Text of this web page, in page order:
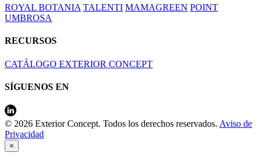
ROYAL BOTANIA TALENTI MAMAGREEN POINT
UMBROSA
RECURSOS
CATÁLOGO EXTERIOR CONCEPT
SÍGUENOS EN
© 2026 Exterior Concept. Todos los derechos reservados. Aviso de
Privacidad
×